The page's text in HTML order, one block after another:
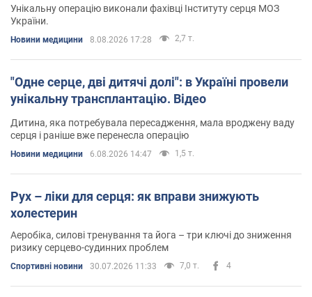
Унікальну операцію виконали фахівці Інституту серця МОЗ
України.
Новини медицини 8.08.2026 17:28 2,7 т.
"Одне серце, дві дитячі долі": в Україні провели
унікальну трансплантацію. Відео
Дитина, яка потребувала пересадження, мала вроджену ваду
серця і раніше вже перенесла операцію
Новини медицини 6.08.2026 14:47 1,5 т.
Рух – ліки для серця: як вправи знижують
холестерин
Аеробіка, силові тренування та йога – три ключі до зниження
ризику серцево-судинних проблем
Спортивні новини 30.07.2026 11:33 7,0 т. 4